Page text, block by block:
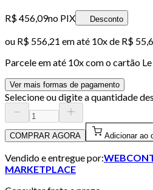
R$ 456,09no PIX Desconto
ou R$ 556,21 em até 10x de R$
Parcele em até 10x com o cartão
Ver mais formas de pagamento
Selecione ou digite a quantidade
COMPRAR AGORA Adicionar ao
Vendido e entregue por:
MARKETPLACE